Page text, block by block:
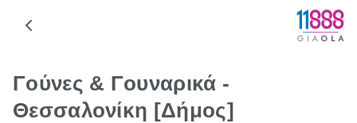
Γούνες & Γουναρικά -
Θεσσαλονίκη [Δήμος]